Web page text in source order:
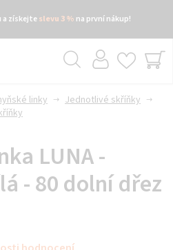
a získejteslevu 3 % na první nákup!
linky
Jednotlivé skříňky
LUNA -
- 80 dolní dřez